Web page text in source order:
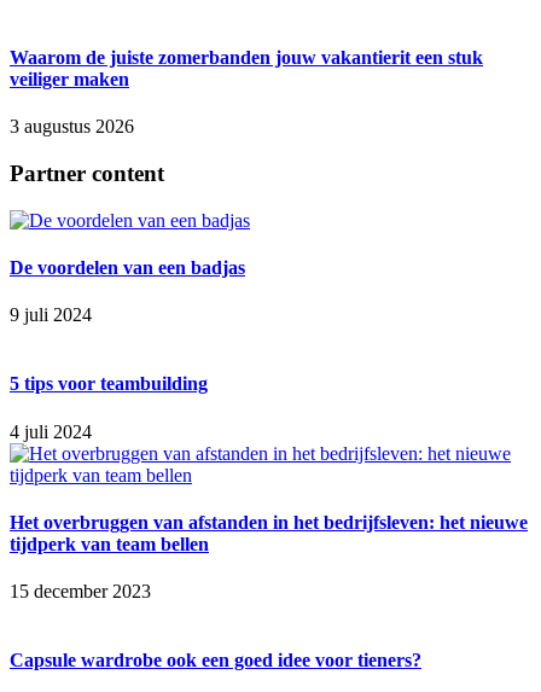
Waarom de juiste zomerbanden jouw vakantierit een stuk
veiliger maken
3 augustus 2026
Partner content
De voordelen van een badjas
9 juli 2024
5 tips voor teambuilding
4 juli 2024
Het overbruggen van afstanden in het bedrijfsleven: het nieuwe
tijdperk van team bellen
15 december 2023
Capsule wardrobe ook een goed idee voor tieners?